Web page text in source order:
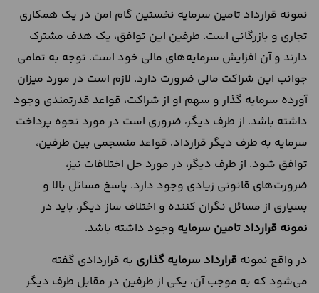
نمونه قرارداد تامین سرمایه نخستین گام امن در یک همکاری
تجاری و بازرگانی است. طرفین این توافق، یک هدف مشترک
دارند و آن افزایش سرمایه‌های مالی خود است. توجه به تمامی
جوانب این شراکت مالی ضرورت دارد. لازم است در مورد میزان
آورده سرمایه گذار و سهم او از شراکت، قواعد قدرتمندی وجود
داشته باشد. از طرف دیگر، ضروری است در مورد نحوه پرداخت
سرمایه به طرف دیگر قرارداد، قواعد منسجمی بین طرفین،
توافق شود. از طرف دیگر، در مورد حل اختلافات نیز،
ضرورت‌های قانونی زیادی وجود دارد. پاسخ مسائل بالا و
بسیاری از مسائل نگران کننده و اختلاف ساز دیگر، باید در
نمونه قرارداد تامین سرمایه وجود داشته باشد.
در واقع نمونه قرارداد سرمایه‌ گذاری به قراردادی گفته
می‌شود که به موجب آن، یکی از طرفین در مقابل طرف دیگر